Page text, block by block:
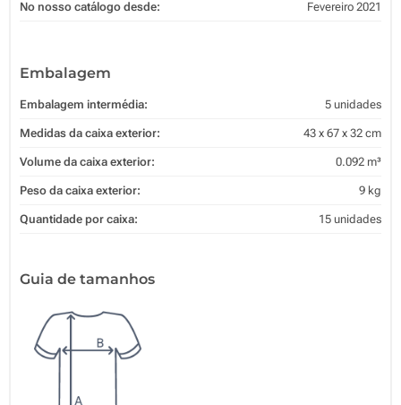
No nosso catálogo desde: Fevereiro 2021
Embalagem
Embalagem intermédia: 5 unidades
Medidas da caixa exterior: 43 x 67 x 32 cm
Volume da caixa exterior: 0.092 m³
Peso da caixa exterior: 9 kg
Quantidade por caixa: 15 unidades
Guia de tamanhos